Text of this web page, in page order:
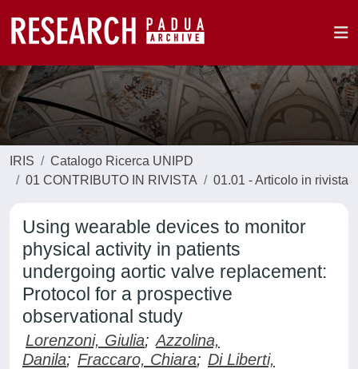
IRIS
Catalogo Ricerca UNIPD
01 CONTRIBUTO IN RIVISTA
01.01 - Articolo in rivista
Using wearable devices to monitor
physical activity in patients
undergoing aortic valve replacement:
Protocol for a prospective
observational study
Lorenzoni, Giulia; Azzolina,
Danila; Fraccaro, Chiara; Di Liberti,